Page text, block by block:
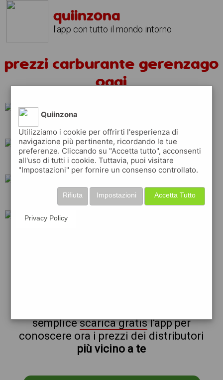
quiinzona
l'app con tutto il mondo intorno
prezzi carburante gerenzago
oggi
api
shell q8 ip
repsol
semplicescarica gratisl'app per
conoscere ora i prezzi dei distributori
più vicino a te
Quiinzona
Utilizziamo i cookie per offrirti l'esperienza di
navigazione più pertinente, ricordando le tue
preferenze. Cliccando su "Accetta tutto", acconsenti
all'uso di tutti i cookie. Tuttavia, puoi visitare
"Impostazioni" per fornire un consenso controllato.
Accetta Tutto
Impostazioni
Rifiuta
Privacy Policy